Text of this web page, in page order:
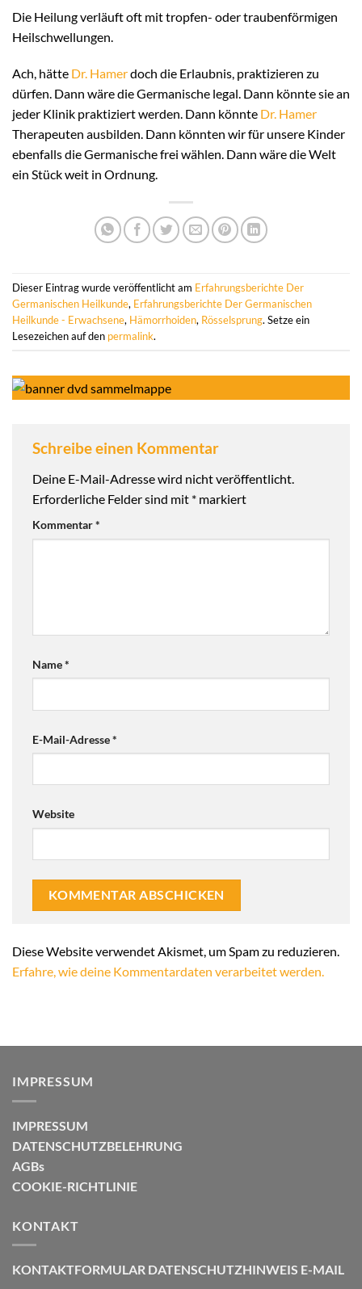
Die Heilung verläuft oft mit tropfen- oder traubenförmigen
Heilschwellungen.
Ach, hätte Dr. Hamerdoch die Erlaubnis, praktizieren zu
dürfen. Dann wäre die Germanische legal. Dann könnte sie an
jeder Klinik praktiziert werden. Dann könnte Dr. Hamer
Therapeuten ausbilden. Dann könnten wir für unsere Kinder
ebenfalls die Germanische frei wählen. Dann wäre die Welt
ein Stück weit in Ordnung.
Dieser Eintrag wurde veröffentlicht am Erfahrungsberichte Der
Germanischen Heilkunde, Erfahrungsberichte Der Germanischen
Heilkunde - Erwachsene, Hämorrhoiden, Rösselsprung. Setze ein
Lesezeichen auf den permalink.
Schreibe einen Kommentar
Deine E-Mail-Adresse wird nicht veröffentlicht.
Erforderliche Felder sind mit * markiert
Kommentar*
Name*
E-Mail-Adresse*
Website
Diese Website verwendet Akismet, um Spam zu reduzieren.
Erfahre, wie deine Kommentardaten verarbeitet werden.
IMPRESSUM
IMPRESSUM
DATENSCHUTZBELEHRUNG
AGBs
COOKIE-RICHTLINIE
KONTAKT
KONTAKTFORMULAR DATENSCHUTZHINWEIS E-MAIL